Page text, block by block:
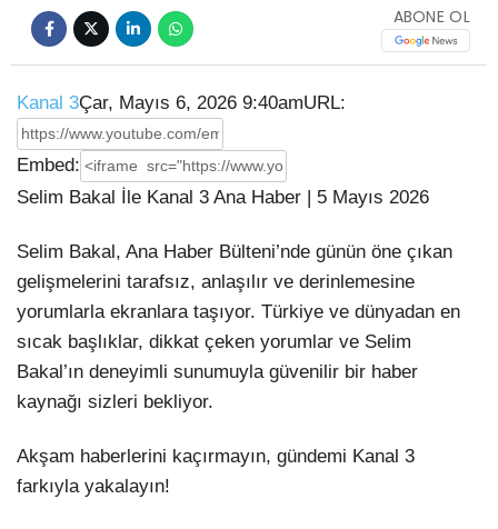
ABONE OL
Kanal 3Çar, Mayıs 6, 2026 9:40amURL:
Embed:
Selim Bakal İle Kanal 3 Ana Haber | 5 Mayıs 2026
Selim Bakal, Ana Haber Bülteni’nde günün öne çıkan
gelişmelerini tarafsız, anlaşılır ve derinlemesine
yorumlarla ekranlara taşıyor. Türkiye ve dünyadan en
sıcak başlıklar, dikkat çeken yorumlar ve Selim
Bakal’ın deneyimli sunumuyla güvenilir bir haber
kaynağı sizleri bekliyor.
Akşam haberlerini kaçırmayın, gündemi Kanal 3
farkıyla yakalayın!